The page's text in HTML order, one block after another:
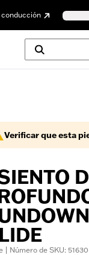
conducción
Verificar que esta
| Número de SKU: